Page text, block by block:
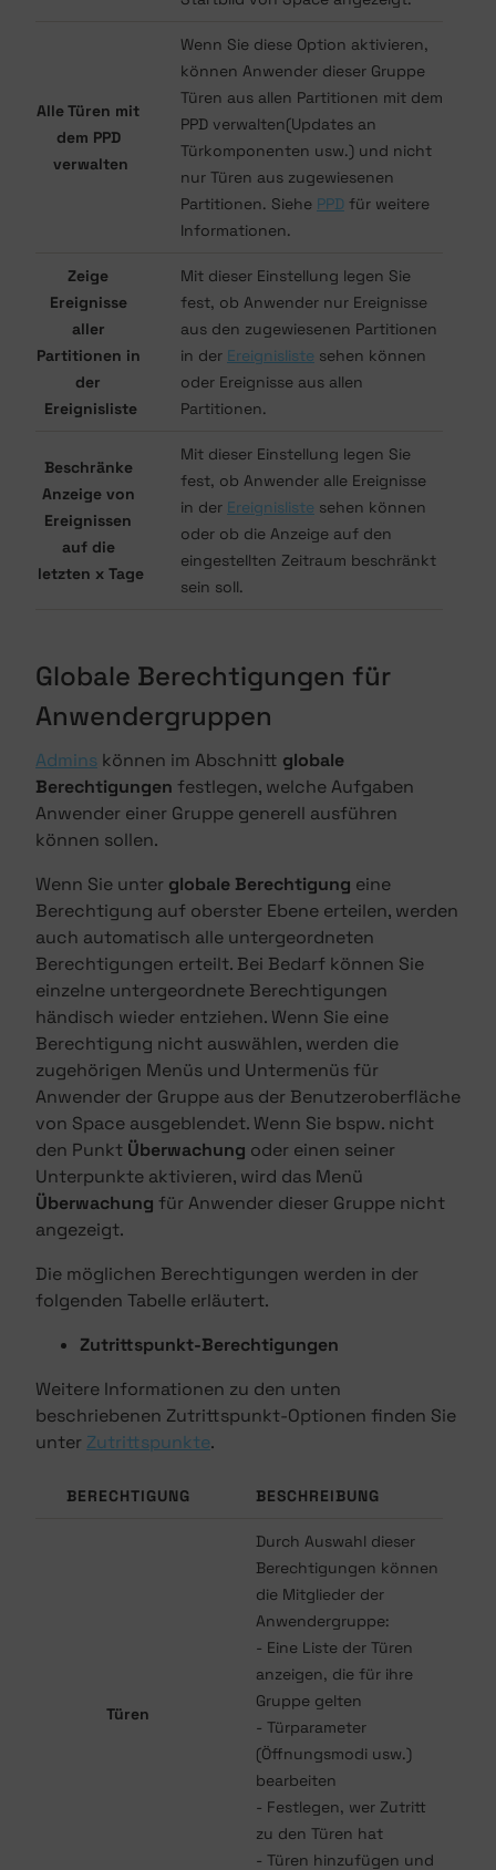
Alle Türen mit
dem PPD
verwalten
Wenn Sie diese Option aktivieren,
können Anwender dieser Gruppe
Türen aus allen Partitionen mit dem
PPD verwalten(Updates an
Türkomponenten usw.) und nicht
nur Türen aus zugewiesenen
Partitionen. Siehe PPD für weitere
Informationen.
Zeige
Ereignisse
aller
Partitionen in
der
Ereignisliste
Mit dieser Einstellung legen Sie
fest, ob Anwender nur Ereignisse
aus den zugewiesenen Partitionen
in der Ereignisliste sehen können
oder Ereignisse aus allen
Partitionen.
Beschränke
Anzeige von
Ereignissen
auf die
letzten x Tage
Mit dieser Einstellung legen Sie
fest, ob Anwender alle Ereignisse
in der Ereignisliste sehen können
oder ob die Anzeige auf den
eingestellten Zeitraum beschränkt
sein soll.
Globale Berechtigungen für
Anwendergruppen
Admins können im Abschnitt globale
Berechtigungen festlegen, welche Aufgaben
Anwender einer Gruppe generell ausführen
können sollen.
Wenn Sie unter globale Berechtigung eine
Berechtigung auf oberster Ebene erteilen, werden
auch automatisch alle untergeordneten
Berechtigungen erteilt. Bei Bedarf können Sie
einzelne untergeordnete Berechtigungen
händisch wieder entziehen. Wenn Sie eine
Berechtigung nicht auswählen, werden die
zugehörigen Menüs und Untermenüs für
Anwender der Gruppe aus der Benutzeroberfläche
von Space ausgeblendet. Wenn Sie bspw. nicht
den Punkt Überwachung oder einen seiner
Unterpunkte aktivieren, wird das Menü
Überwachung für Anwender dieser Gruppe nicht
angezeigt.
Die möglichen Berechtigungen werden in der
folgenden Tabelle erläutert.
Zutrittspunkt-Berechtigungen
Weitere Informationen zu den unten
beschriebenen Zutrittspunkt-Optionen finden Sie
unter Zutrittspunkte.
BERECHTIGUNG BESCHREIBUNG
Türen
Durch Auswahl dieser
Berechtigungen können
die Mitglieder der
Anwendergruppe:
- Eine Liste der Türen
anzeigen, die für ihre
Gruppe gelten
- Türparameter
(Öffnungsmodi usw.)
bearbeiten
- Festlegen, wer Zutritt
zu den Türen hat
- Türen hinzufügen und